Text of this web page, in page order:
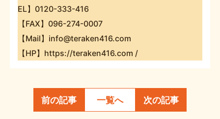
EL】0120-333-416
【FAX】096-274-0007
【Mail】info@teraken416.com
【HP】https://teraken416.com /
前の記事 一覧へ 次の記事